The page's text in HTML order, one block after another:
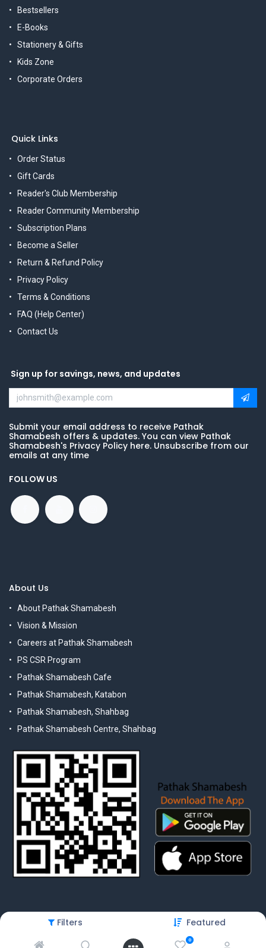
Filters Featured
0
Bestsellers
E-Books
Stationery & Gifts
Kids Zone
Corporate Orders
Quick Links
Order Status
Gift Cards
Reader's Club Membership
Reader Community Membership
Subscription Plans
Become a Seller
Return & Refund Policy
Privacy Policy
Terms & Conditions
FAQ (Help Center)
Contact Us
Sign up for savings, news, and updates
Submit your email address to receive Pathak
Shamabesh offers & updates. You can view Pathak
Shamabesh's Privacy Policy here. Unsubscribe from our
emails at any time
FOLLOW US
About Us
About Pathak Shamabesh
Vision & Mission
Careers at Pathak Shamabesh
PS CSR Program
Pathak Shamabesh Cafe
Pathak Shamabesh, Katabon
Pathak Shamabesh, Shahbag
Pathak Shamabesh Centre, Shahbag
© 2025 Pathak Shamabesh. Developed by Metamorphosis Ltd. |
Terms & Conditions | Privacy Policy